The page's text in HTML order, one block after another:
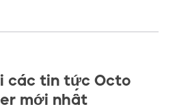
các tin tức Octo
mới nhất